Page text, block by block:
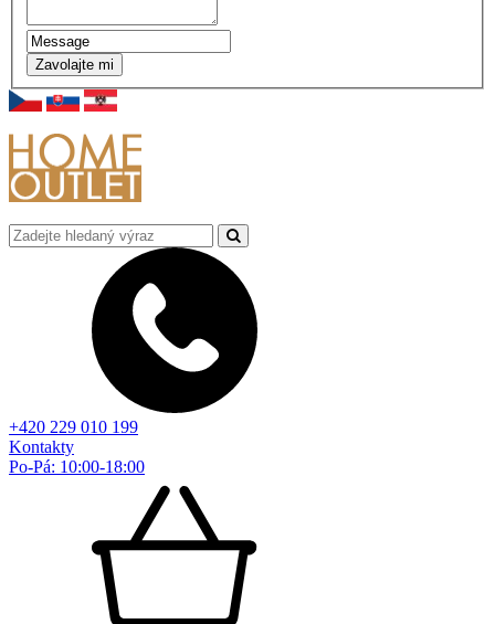
Zavolajte mi
+420 229 010 199
Kontakty
Po-Pá: 10:00-18:00